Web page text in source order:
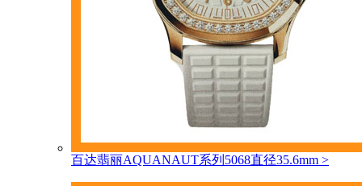
百达翡丽AQUANAUT系列5068直径35.6mm >